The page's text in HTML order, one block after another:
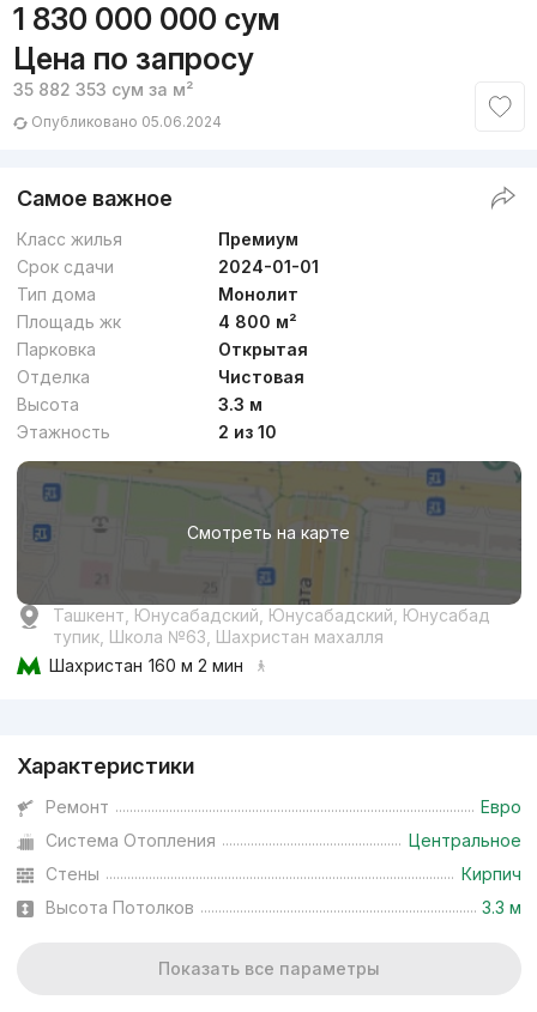
1 830 000 000 сум
Цена по запросу
35 882 353 сум за м²
Опубликовано 05.06.2024
Самое важное
Класс жилья
Премиум
Срок сдачи
2024-01-01
Тип дома
Монолит
Площадь жк
4 800 м²
Парковка
Открытая
Отделка
Чистовая
Высота
3.3 м
Этажность
2 из 10
Смотреть на карте
Ташкент, Юнусабадский, Юнусабадский, Юнусабад
тупик, Школа №63, Шахристан махалля
Шахристан 160 м 2 мин
Характеристики
Ремонт
Евро
Система Отопления
Центральное
Стены
Кирпич
Высота Потолков
3.3 м
Показать все параметры